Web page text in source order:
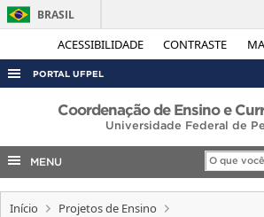
ACESSIBILIDADE CONTRASTE
BRASIL
PORTAL UFPEL
ACESSO À INFORMAÇÃO
COBALTO
CONCURSOS
Coordenação de Ensino e
Universidade Federal de
MENU
Início
Projetos de Ensino